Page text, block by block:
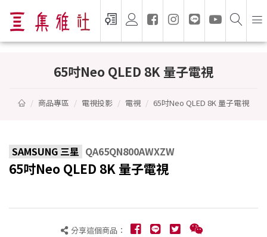
65吋Neo QLED 8K 量子電視
商品專區 電視投影 電視 65吋Neo QLED 8K 量子電視
SAMSUNG 三星 QA65QN800AWXZW
65吋Neo QLED 8K 量子電視
分享這個商品：